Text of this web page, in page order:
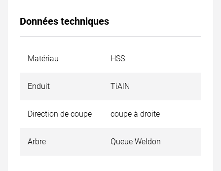
Données techniques
Matériau HSS
Enduit TiAlN
Direction de coupe coupe à droite
Arbre Queue Weldon